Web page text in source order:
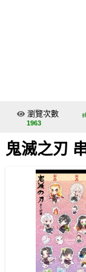
交流
攤位轉
會員中心
註冊會
登入
瀏覽次數
1963
鬼滅之刃